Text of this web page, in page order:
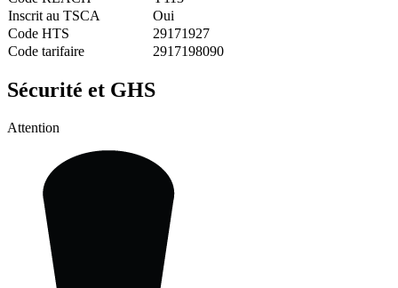
Inscrit au TSCA
Oui
Code HTS
29171927
Code tarifaire
2917198090
Sécurité et GHS
Attention